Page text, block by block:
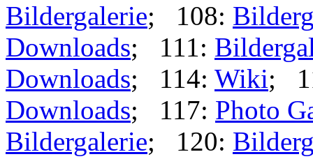
Bildergalerie; 108:
Downloads; 111:
Downloads; 114: Wiki;
Downloads; 117: Photo
Bildergalerie; 120: